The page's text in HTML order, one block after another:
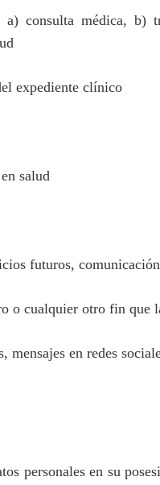
consulta médica, b)
expediente clínico
salud
futuros,
cualquier otro fin que
en redes
personales en su